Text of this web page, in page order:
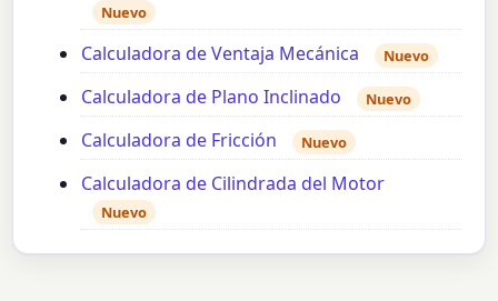
Nuevo
Calculadora de Ventaja Mecánica Nuevo
Calculadora de Plano Inclinado Nuevo
Calculadora de Fricción Nuevo
Calculadora de Cilindrada del Motor
Nuevo